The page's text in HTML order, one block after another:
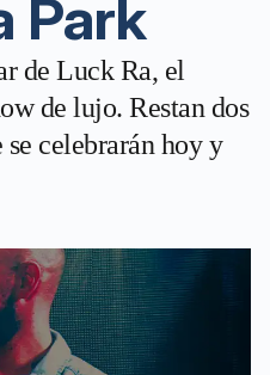
Park
de Luck Ra, el
de lujo. Restan dos
celebrarán hoy y